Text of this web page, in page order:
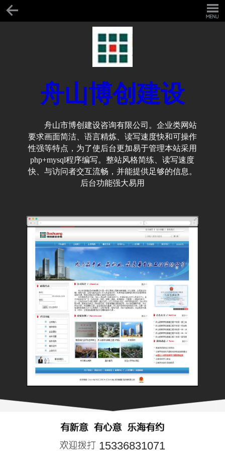
舟山博创建设
舟山市博创建设咨询有限公司。企业类网站
要求画面简洁、语言精炼、读写速度快和可操作
性强等特点，为了使后台更加易于管理本站采用
php+mysql程序编写。整站风格简练、读写速度
快、与访问者交互流畅，并能提供足够的信息。
后台功能强大易用
15336831071